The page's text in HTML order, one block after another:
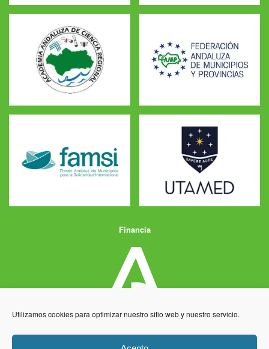
Utilizamos cookies para optimizar nuestro sitio web y nuestro servicio.
Financia